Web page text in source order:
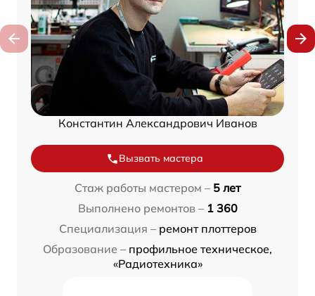
Константин Александрович Иванов
Вызвать мастера
Стаж работы мастером – 5 лет
Выполнено ремонтов – 1 360
Специализация – ремонт плоттеров
Образование – профильное техническое,
«Радиотехника»